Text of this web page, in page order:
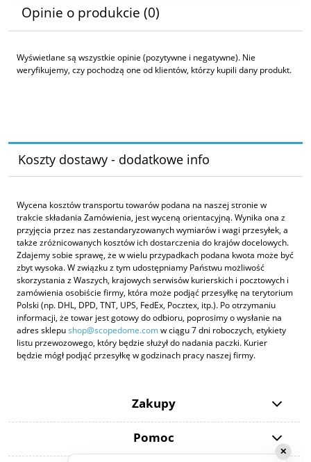
Opinie o produkcie (0)
Wyświetlane są wszystkie opinie (pozytywne i negatywne). Nie
weryfikujemy, czy pochodzą one od klientów, którzy kupili dany produkt.
Koszty dostawy - dodatkowe info
Wycena kosztów transportu towarów podana na naszej stronie w
trakcie składania Zamówienia, jest wyceną orientacyjną. Wynika ona z
przyjęcia przez nas zestandaryzowanych wymiarów i wagi przesyłek, a
także zróżnicowanych kosztów ich dostarczenia do krajów docelowych.
Zdajemy sobie sprawę, że w wielu przypadkach podana kwota może być
zbyt wysoka. W związku z tym udostępniamy Państwu możliwość
skorzystania z Waszych, krajowych serwisów kurierskich i pocztowych i
zamówienia osobiście firmy, która może podjąć przesyłkę na terytorium
Polski (np. DHL, DPD, TNT, UPS, FedEx, Pocztex, itp.). Po otrzymaniu
informacji, że towar jest gotowy do odbioru, poprosimy o wysłanie na
adres sklepushop@scopedome.comw ciągu 7 dni roboczych, etykiety
listu przewozowego, który będzie służył do nadania paczki. Kurier
będzie mógł podjąć przesyłkę w godzinach pracy naszej firmy.
Zakupy
Pomoc
✕